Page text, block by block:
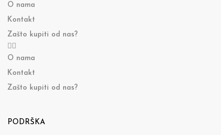
O nama
Kontakt
Zašto kupiti od nas?
O nama
Kontakt
Zašto kupiti od nas?
PODRŠKA